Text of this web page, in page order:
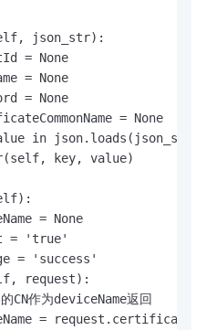
json_str):
= None
= None
= None
= None
in
key, value)
= None
= 'true'
= 'success'
request):
CN作为deviceName返回
=